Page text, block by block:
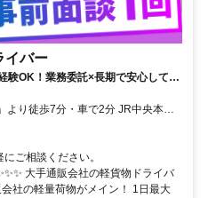
イバー
OK！業務委託×長期で安心して働
ご相談ください。
大手通販会社の軽貨物ドライバ
社の軽量荷物がメイン！ 1日最大